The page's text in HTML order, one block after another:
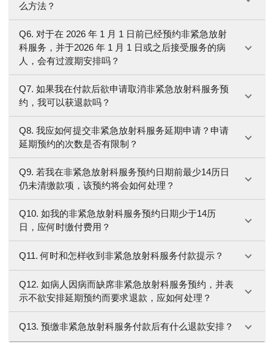
么方法？
Q6. 对于在 2026 年 1 月 1 日前已经预约非紧急放射
科服务，并于2026 年 1 月 1 日或之后接受服务的病
人，会有过渡期安排吗？
Q7. 如果我在付款后欲申请取消非紧急放射科服务预
约，我可以获退款吗？
Q8. 我应如何提交非紧急放射科服务延期申请？申请
延期预约的次数是否有限制？
Q9. 若我在非紧急放射科服务预约日期前最少14历日
仍未清缴款项，该预约将会如何处理？
Q10. 如我的非紧急放射科服务预约日期少于14历
日，应何时缴付费用？
Q11. 何时和怎样收到非紧急放射科服务付款提示？
Q12. 如病人因病而缺席非紧急放射科服务预约，并表
示不欲安排延期预约而要求退款，应如何处理？
Q13. 预缴非紧急放射科服务付款后有什么退款安排？